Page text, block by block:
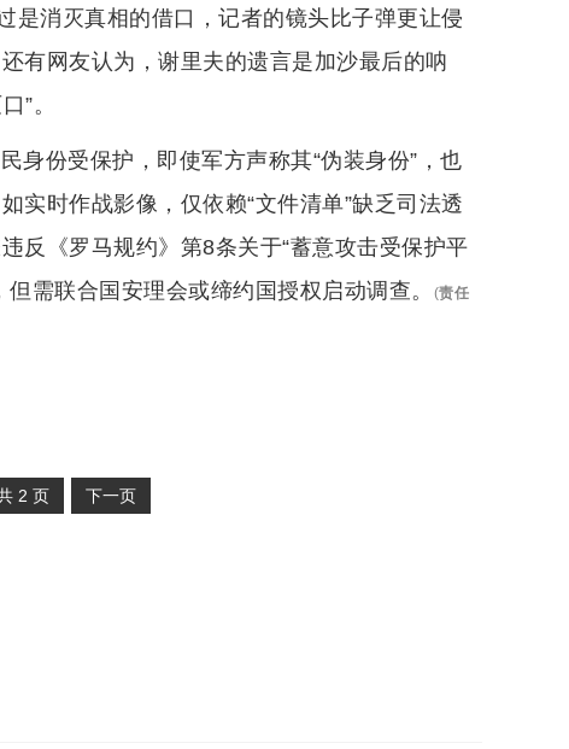
是消灭真相的借口，记者的镜头比子弹更让侵
有网友认为，谢里夫的遗言是加沙最后的呐
”。
身份受保护，即使军方声称其“伪装身份”，也
实时作战影像，仅依赖“文件清单”缺乏司法透
反《罗马规约》第8条关于“蓄意攻击受保护平
需联合国安理会或缔约国授权启动调查。
(责任
2 页 下一页